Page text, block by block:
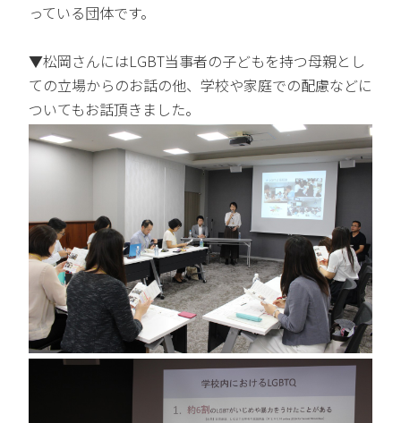
っている団体です。
▼松岡さんにはLGBT当事者の子どもを持つ母親とし
ての立場からのお話の他、学校や家庭での配慮などに
ついてもお話頂きました。